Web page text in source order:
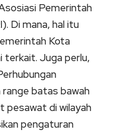
Pemerintah
Di mana, hal itu
Kota
terkait. Juga perlu,
batas bawah
pesawat di wilayah
pengaturan